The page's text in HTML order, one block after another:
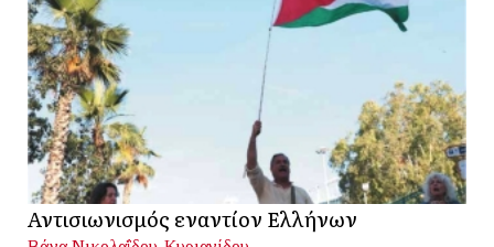
Αντισιωνισμός εναντίον Ελλήνων